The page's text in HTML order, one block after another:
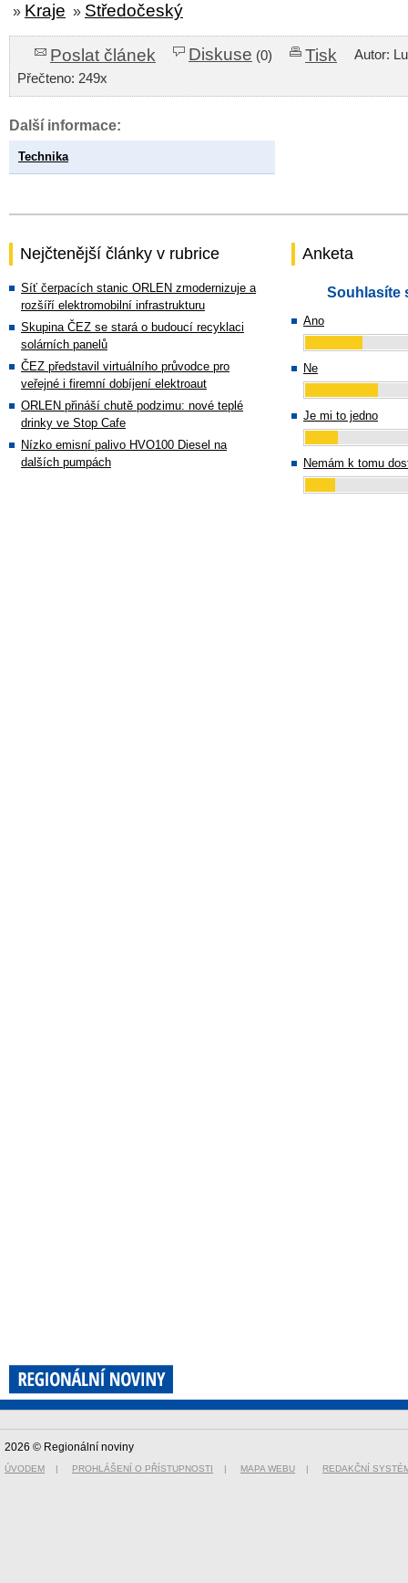
» Kraje » Středočeský
Poslat článek Diskuse (0) Tisk
Autor:
Přečteno: 249x
Další informace:
Technika
Nejčtenější články v rubrice
Síť čerpacích stanic ORLEN zmodernizuje a
rozšíří elektromobilní infrastrukturu
Skupina ČEZ se stará o budoucí recyklaci
solárních panelů
ČEZ představil virtuálního průvodce pro
veřejné i firemní dobíjení elektroaut
ORLEN přináší chutě podzimu: nové teplé
drinky ve Stop Cafe
Nízko emisní palivo HVO100 Diesel na
dalších pumpách
Anketa
Souhlasíte
Ano
Ne
Je mi to jedno
Nemám k tomu
2026 © Regionální noviny
ÚVODEM | PROHLÁŠENÍ O PŘÍSTUPNOSTI | MAPA WEBU | REDAKČNÍ